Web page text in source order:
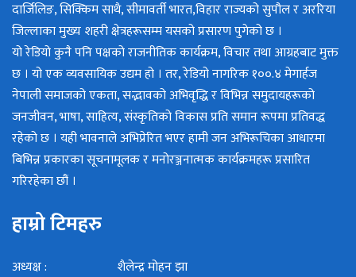
दार्जिलिङ, सिक्किम साथै, सीमावर्ती भारत,विहार राज्यको सुपौल र अररिया
जिल्लाका मुख्य शहरी क्षेत्रहरूसम्म यसको प्रसारण पुगेको छ ।
यो रेडियो कुनै पनि पक्षको राजनीतिक कार्यक्रम, विचार तथा आग्रहबाट मुक्त
छ । यो एक व्यवसायिक उद्यम हो । तर, रेडियो नागरिक १००.४ मेगार्हज
नेपाली समाजको एकता, सद्भावको अभिवृद्धि र विभिन्न समुदायहरूको
जनजीवन, भाषा, साहित्य, संस्कृतिको विकास प्रति समान रूपमा प्रतिवद्ध
रहेको छ । यही भावनाले अभिप्रेरित भएर हामी जन अभिरूचिका आधारमा
बिभिन्न प्रकारका सूचनामूलक र मनोरञ्जनात्मक कार्यक्रमहरू प्रसारित
गरिरहेका छौं ।
हाम्रो टिमहरु
अध्यक्ष : शैलेन्द्र मोहन झा